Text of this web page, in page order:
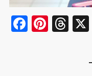
F
Pi
T